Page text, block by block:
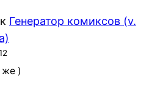
к Генератор комиксов (v.
же )